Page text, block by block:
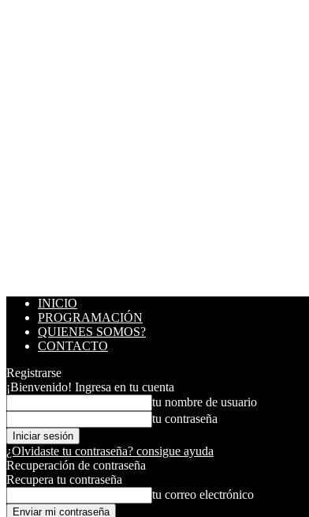
INICIO
PROGRAMACIÓN
QUIENES SOMOS?
CONTACTO
Registrarse
¡Bienvenido! Ingresa en tu cuenta
tu nombre de usuario
tu contraseña
¿Olvidaste tu contraseña? consigue ayuda
Recuperación de contraseña
Recupera tu contraseña
tu correo electrónico